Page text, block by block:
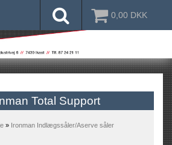
0,00 DKK
Total Support
» Ironman Indlægssåler/Aserve såler